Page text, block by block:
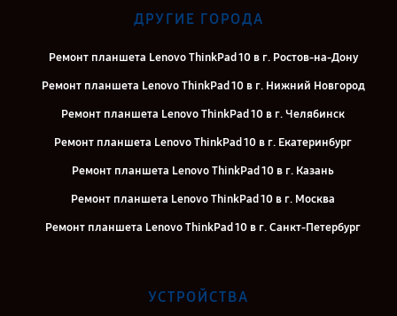
ДРУГИЕ ГОРОДА
Ремонт планшета Lenovo ThinkPad 10 в г. Ростов-на-Дону
Ремонт планшета Lenovo ThinkPad 10 в г. Нижний Новгород
Ремонт планшета Lenovo ThinkPad 10 в г. Челябинск
Ремонт планшета Lenovo ThinkPad 10 в г. Екатеринбург
Ремонт планшета Lenovo ThinkPad 10 в г. Казань
Ремонт планшета Lenovo ThinkPad 10 в г. Москва
Ремонт планшета Lenovo ThinkPad 10 в г. Санкт-Петербург
УСТРОЙСТВА